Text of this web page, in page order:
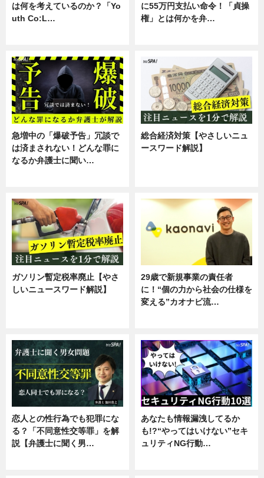
は何を考えているのか？「Yo
uth Co:L…
に55万円支払い命令！「貞操
権」とは何かを弁…
急増中の「爆破予告」冗談で
は済まされない！どんな罪に
なるか弁護士に聞い…
総合経済対策【やさしいニュ
ースワード解説】
ガソリン暫定税率廃止【やさ
しいニュースワード解説】
29歳で新規事業の責任者
に！“個の力から社会の仕様を
変える”カオナビ流…
恋人との性行為でも犯罪にな
る？「不同意性交等罪」を解
説【弁護士に聞く男…
あなたも情報漏洩してるか
も!?“やってはいけない”セキ
ュリティNG行動…